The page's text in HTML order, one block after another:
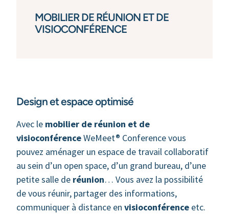
MOBILIER DE RÉUNION ET DE
VISIOCONFÉRENCE
Design et espace optimisé
Avec le mobilier de réunion et de
visioconférenceWeMeet® Conference vous
pouvez aménager un espace de travail collaboratif
au sein d’un open space, d’un grand bureau, d’une
petite salle de réunion… Vous avez la possibilité
de vous réunir, partager des informations,
communiquer à distance en visioconférence etc.